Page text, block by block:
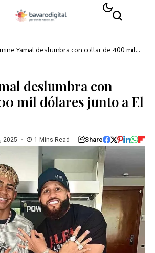
Yamal deslumbra con collar de 400 mil
deslumbra con
mil dólares junto a El
2025 1 Mins Read Share